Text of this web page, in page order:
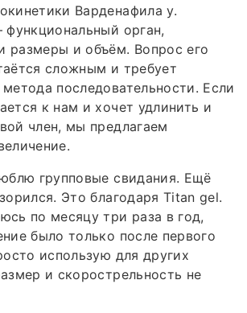
Варденафила у.
функциональный орган,
размеры и объём. Вопрос его
сложным и требует
последовательности. Если
к нам и хочет удлинить и
член, мы предлагаем
групповые свидания. Ещё
Это благодаря Titan gel.
по месяцу три раза в год,
было только после первого
использую для других
и скорострельность не